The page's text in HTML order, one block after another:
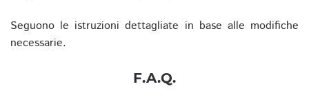
Seguono le istruzioni dettagliate in base alle modifiche
necessarie.
F.A.Q.